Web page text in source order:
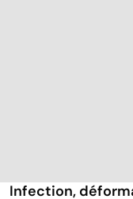
Infection,